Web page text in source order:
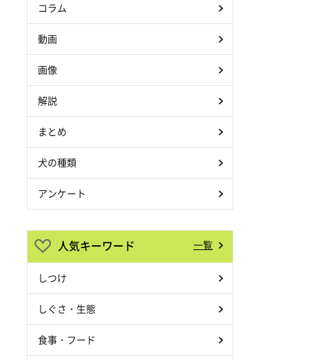
コラム
動画
画像
解説
まとめ
犬の種類
アンケート
人気キーワード 一覧
しつけ
しぐさ・生態
食事・フード